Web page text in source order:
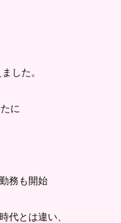
した。
に
務も開始
代とは違い、